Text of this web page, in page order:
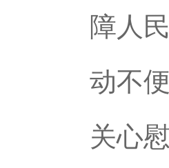
障人
动不
关心